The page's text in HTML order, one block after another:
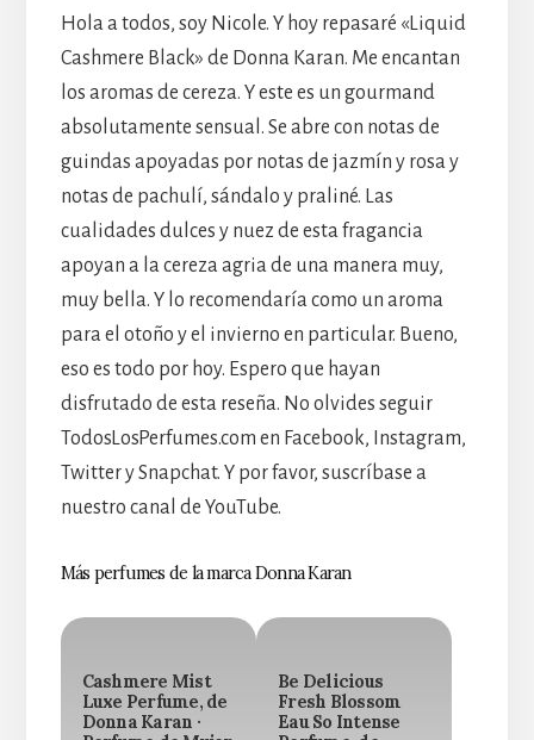
Hola a todos, soy Nicole. Y hoy repasaré «Liquid
Cashmere Black» de Donna Karan. Me encantan
los aromas de cereza. Y este es un gourmand
absolutamente sensual. Se abre con notas de
guindas apoyadas por notas de jazmín y rosa y
notas de pachulí, sándalo y praliné. Las
cualidades dulces y nuez de esta fragancia
apoyan a la cereza agria de una manera muy,
muy bella. Y lo recomendaría como un aroma
para el otoño y el invierno en particular. Bueno,
eso es todo por hoy. Espero que hayan
disfrutado de esta reseña. No olvides seguir
TodosLosPerfumes.com en Facebook, Instagram,
Twitter y Snapchat. Y por favor, suscríbase a
nuestro canal de YouTube.
Más perfumes de la marca Donna Karan
Cashmere Mist
Luxe Perfume, de
Donna Karan ·
Be Delicious
Fresh Blossom
Eau So Intense